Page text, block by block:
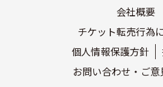
会社概要
チケット転売行為
個人情報保護方針
お問い合わせ・ご意